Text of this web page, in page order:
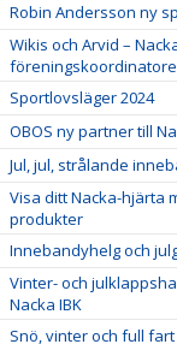
Robin Andersson ny
Wikis och Arvid –
Sportlovsläger 2024
OBOS ny partner till
Jul, jul, strålande
Visa ditt Nacka-hjärta
produkter
Innebandyhelg och
Vinter- och
Nacka IBK
Snö, vinter och full